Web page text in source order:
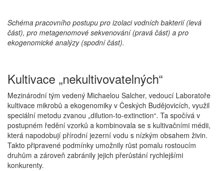
Schéma pracovního postupu pro izolaci vodních bakterií (levá
část), pro metagenomové sekvenování (pravá část) a pro
ekogenomické analýzy (spodní část).
Kultivace „nekultivovatelných“
Mezinárodní tým vedený Michaelou Salcher, vedoucí Laboratoře
kultivace mikrobů a ekogenomiky v Českých Budějovicích, využil
speciální metodu zvanou „dilution-to-extinction“. Ta spočívá v
postupném ředění vzorků a kombinovala se s kultivačními médii,
která napodobují přírodní jezerní vodu s nízkým obsahem živin.
Takto připravené podmínky umožnily růst pomalu rostoucím
druhům a zároveň zabránily jejich přerůstání rychlejšími
konkurenty.